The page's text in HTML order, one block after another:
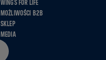
WINGS FOR LIFE
MOŻLIWOŚCI B2B
SKLEP
MEDIA